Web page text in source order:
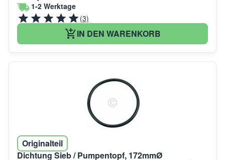
1-2 Werktage
(3)
IN DEN WARENKORB
Originalteil
Dichtung Sieb / Pumpentopf, 172mmØ